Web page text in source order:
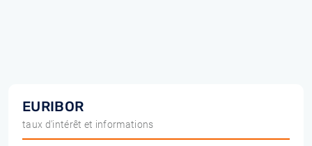
EURIBOR
taux d'intérêt et informations